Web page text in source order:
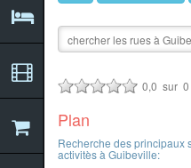
0,0 sur 0
Plan
Recherche des principaux
activitès à Guibeville: